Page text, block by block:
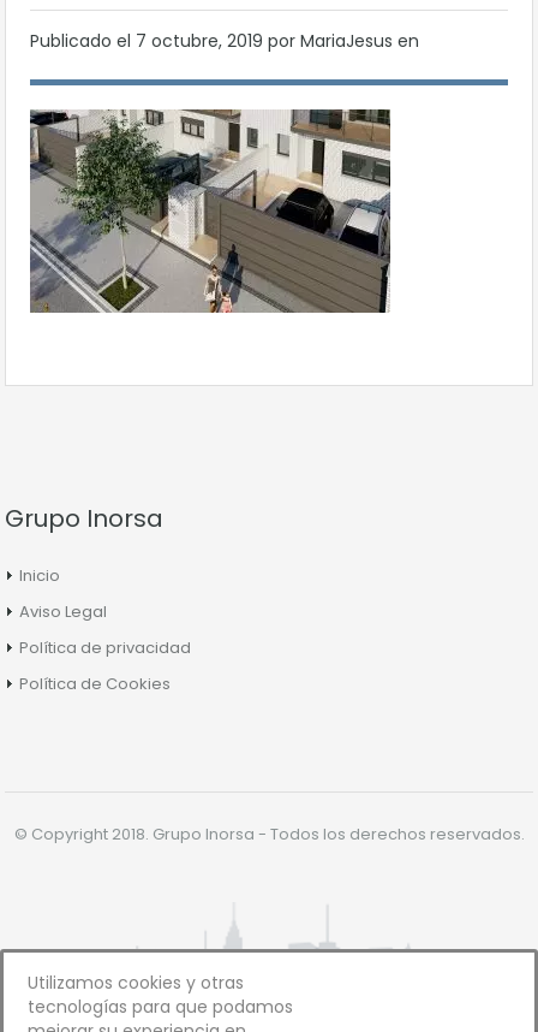
Publicado el 7 octubre, 2019 por MariaJesus en
Grupo Inorsa
Inicio
Aviso Legal
Política de privacidad
Política de Cookies
© Copyright 2018. Grupo Inorsa - Todos los derechos reservados.
Utilizamos cookies y otras
tecnologías para que podamos